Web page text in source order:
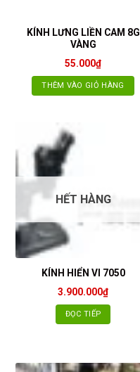
KÍNH LƯNG LIỀN CAM 8G
VÀNG
55.000₫
THÊM VÀO GIỎ HÀNG
HẾT HÀNG
KÍNH HIỂN VI 7050
3.900.000₫
ĐỌC TIẾP